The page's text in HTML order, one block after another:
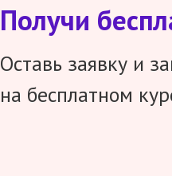
Получи
Оставь заявку и
на бесплатном